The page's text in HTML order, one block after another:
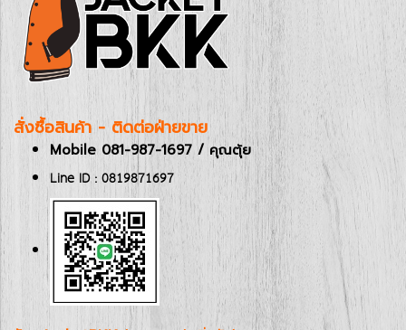
สั่งซื้อสินค้า - ติดต่อฝ่ายขาย
Mobile 081-987-1697 / คุณตุ้ย
Line ID : 0819871697